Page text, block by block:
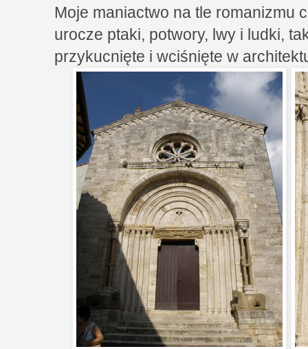
Moje maniactwo na tle romanizmu
urocze ptaki, potwory, lwy i ludki,
przykucnięte i wciśnięte w